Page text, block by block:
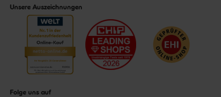
Unsere Auszeichnungen
Folge uns auf